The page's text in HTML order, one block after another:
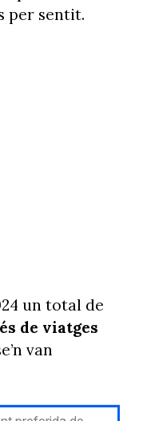
per sentit.
un total de
de viatges
van